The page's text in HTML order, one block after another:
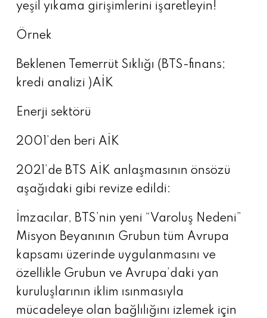
yeşil yıkama girişimlerini işaretleyin!
Örnek
Beklenen Temerrüt Sıklığı (BTS-finans;
kredi analizi )AİK
Enerji sektörü
2001’den beri AİK
2021’de BTS AİK anlaşmasının önsözü
aşağıdaki gibi revize edildi:
İmzacılar, BTS’nin yeni “Varoluş Nedeni”
Misyon Beyanının Grubun tüm Avrupa
kapsamı üzerinde uygulanmasını ve
özellikle Grubun ve Avrupa’daki yan
kuruluşlarının iklim ısınmasıyla
mücadeleye olan bağlılığını izlemek için